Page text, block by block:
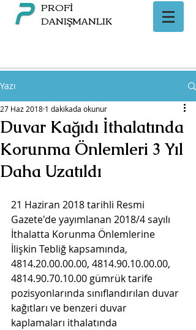
PROFİ
DANIŞMANLIK
Yazı
Duvar Kağıdı İthalatında
Korunma Önlemleri 3 Yıl
Daha Uzatıldı
27 Haz 2018 1 dakikada okunur
21 Haziran 2018 tarihli Resmi
Gazete'de yayımlanan 2018/4 sayılı
İthalatta Korunma Önlemlerine
İlişkin Tebliğ kapsamında,
4814.20.00.00.00, 4814.90.10.00.00,
4814.90.70.10.00 gümrük tarife
pozisyonlarında sınıflandırılan duvar
kağıtları ve benzeri duvar
kaplamaları ithalatında